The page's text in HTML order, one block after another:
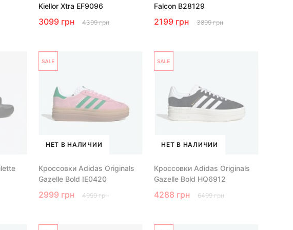
Kiellor Xtra EF9096
3099 грн 4399 грн
Falcon B28129
2199 грн 3899 грн
НЕТ В НАЛИЧИИ
Кроссовки Adidas Originals
Gazelle Bold IE0420
2999 грн 4999 грн
НЕТ В НАЛИЧИИ
Кроссовки Adidas Originals
Gazelle Bold HQ6912
4288 грн 6499 грн